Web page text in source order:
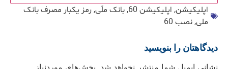
اپلیکیشن, اپلیکیشن 60 ,بانک ملّی,رمز یکبار مصرف بانک
ملی,نصب 60
دیدگاهتان را بنویسید